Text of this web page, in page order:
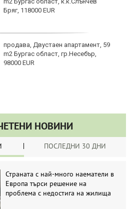
Бряг, 118000 EUR
продава, Двустаен апартамент, 59
m2 Бургас област, гр.Несебър,
98000 EUR
НОВИНИ
ПОСЛЕДНИ 30 ДНИ
Страната с най-много наематели в
Европа търси решение на
проблема с недостига на жилища